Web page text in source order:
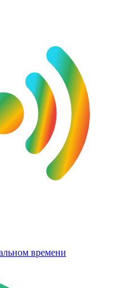
времени